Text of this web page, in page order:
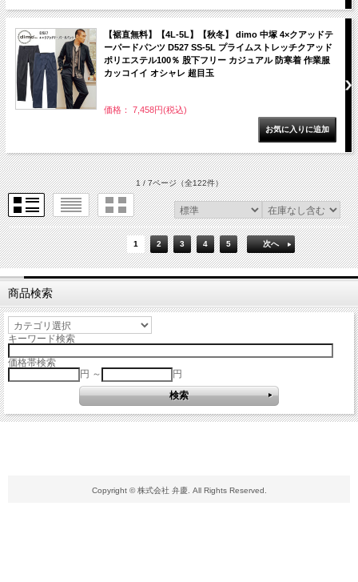
【裾直無料】【4L-5L】【秋冬】 dimo 中塚 4×クアッドテ
ーパードパンツ D527 SS-5L プライムストレッチクアッド
ポリエステル100％ 股下フリー カジュアル 防寒着 作業服
カッコイイ オシャレ 超目玉
価格： 7,458円(税込)
1 / 7ページ（全122件）
1 2 3 4 5 次へ
商品検索
キーワード検索
価格帯検索
円 ～
円
Copyright © 株式会社 弁慶. All Rights Reserved.